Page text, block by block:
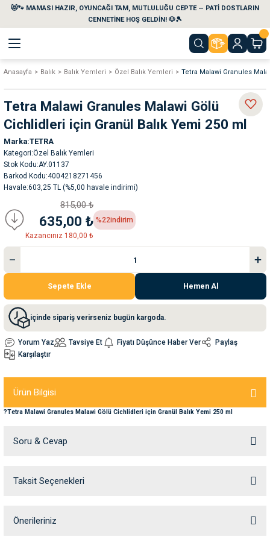
😻🐾 MAMASI HAZIR, OYUNCAĞI TAM, MUTLULUĞU CEPTE — PATİ DOSTLARIN
CENNETİNE HOŞ GELDİN! 🐶🎾
Geri Dön
Geri Dön
Temizlik Ürünleri
Su Kabları
Seyahat Ürünleri
Geri Dön
Geri Dön
Geri Dön
Geri Dön
Anasayfa Balık Balık Yemleri Özel Balık Yemleri Tetra Malawi Granules
Tetra Malawi Granules Malawi Gölü
Cichlidleri için Granül Balık Yemi 250 ml
Marka TETRA
Kategori Özel Balık Yemleri
Stok Kodu AY.01137
Barkod Kodu 4004218271456
Havale 603,25 TL (%5,00 havale indirimi)
815,00 ₺
635,00 ₺
Kazancınız 180,00 ₺
%22indirim
Sepete Ekle Hemen Al
içinde sipariş verirseniz bugün kargoda.
Yorum Yaz Tavsiye Et Fiyatı Düşünce Haber Ver
Paylaş
Karşılaştır
Ürün Bilgisi
?Tetra Malawi Granules Malawi Gölü Cichlidleri için Granül Balık Yemi 250 ml
Soru & Cevap
Ürün hakkında henüz soru sorulmamış.
Taksit Seçenekleri
Önerileriniz